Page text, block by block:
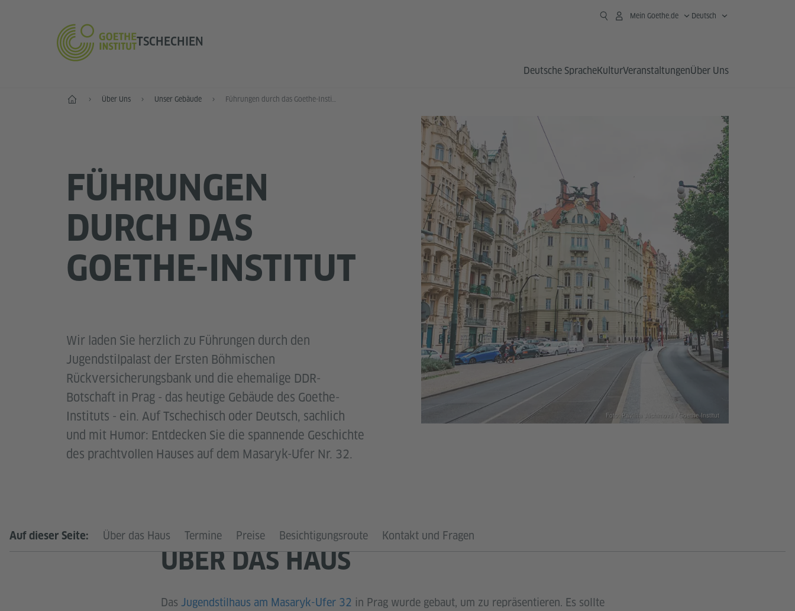
TSCHECHIEN
Mein Goethe.de Deutsch
Deutsche SpracheKulturVeranstaltungenÜber Uns
Start Über Uns Unser Gebäude Führungen durch das Goethe-Institut
FÜHRUNGEN
DURCH DAS
GOETHE-INSTITUT
Foto: Pavlína Jáchimová / Goethe-Institut
Wir laden Sie herzlich zu Führungen durch den
Jugendstilpalast der Ersten Böhmischen
Rückversicherungsbank und die ehemalige DDR-
Botschaft in Prag - das heutige Gebäude des Goethe-
Instituts - ein. Auf Tschechisch oder Deutsch, sachlich
und mit Humor: Entdecken Sie die spannende Geschichte
des prachtvollen Hauses auf dem Masaryk-Ufer Nr. 32.
Auf dieser Seite: Über das Haus Termine Preise Besichtigungsroute Kontakt und Fragen
ÜBER DAS HAUS
Das Jugendstilhaus am Masaryk-Ufer 32 in Prag wurde gebaut, um zu repräsentieren. Es sollte